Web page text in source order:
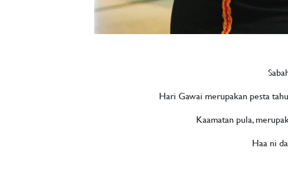
Hari Gawai merupakan pesta
Kaamatan pula,
Haa ni